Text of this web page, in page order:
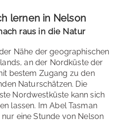
lernen in Nelson
raus in die Natur
Nähe der geographischen
an der Nordküste der
bestem Zugang zu den
Naturschätzen. Die
Nordwestküste kann sich
lassen. Im Abel Tasman
eine Stunde von Nelson
und Intensivkurse
// Hybridkurs
: IELTS, Cambridge
Württemberg, Bremen, Berlin,
Tasman Nationalpark sieht
Fotomontage. Tatsächlich sieht es
subtropische Bäume und
Sandstrände beinahe bis hinein